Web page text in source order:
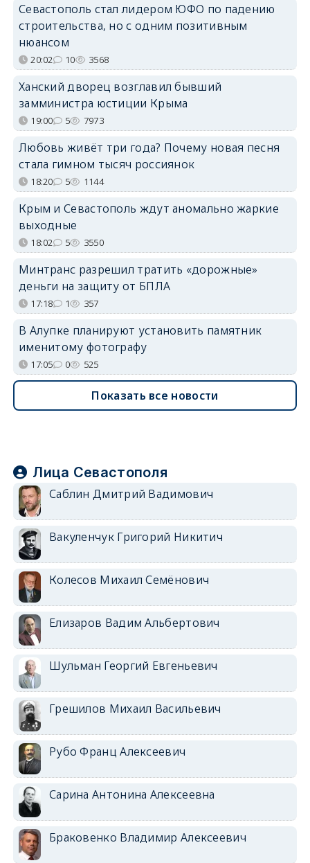
Севастополь стал лидером ЮФО по падению
строительства, но с одним позитивным
нюансом
20:02 10 3568
Ханский дворец возглавил бывший
замминистра юстиции Крыма
19:00 5 7973
Любовь живёт три года? Почему новая песня
стала гимном тысяч россиянок
18:20 5 1144
Крым и Севастополь ждут аномально жаркие
выходные
18:02 5 3550
Минтранс разрешил тратить «дорожные»
деньги на защиту от БПЛА
17:18 1 357
В Алупке планируют установить памятник
именитому фотографу
17:05 0 525
Показать все новости
Лица Севастополя
Саблин Дмитрий Вадимович
Вакуленчук Григорий Никитич
Колесов Михаил Семёнович
Елизаров Вадим Альбертович
Шульман Георгий Евгеньевич
Грешилов Михаил Васильевич
Рубо Франц Алексеевич
Сарина Антонина Алексеевна
Браковенко Владимир Алексеевич